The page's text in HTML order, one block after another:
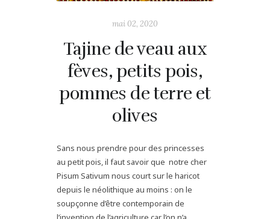
mai 02, 2020
Tajine de veau aux
fèves, petits pois,
pommes de terre et
olives
Sans nous prendre pour des princesses
au petit pois, il faut savoir que notre cher
Pisum Sativum nous court sur le haricot
depuis le néolithique au moins : on le
soupçonne d’être contemporain de